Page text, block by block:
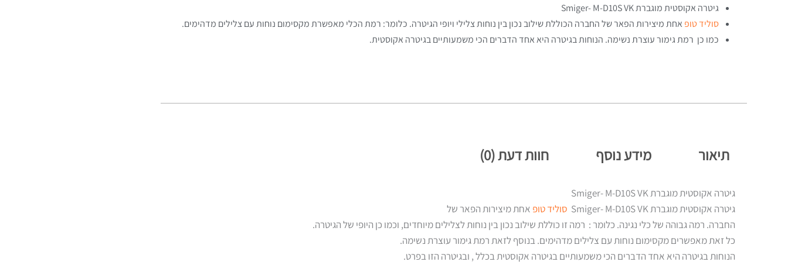
גיטרה אקוסטית מוגברת Smiger- M-D10S VK
סוליד טופ אחת מיצירות הפאר של החברה הכוללת שילוב נכון בין נוחות צלילי ויופי הגיטרה. כלומר: רמת הכלי מאפשרת מקסימום נוחות עם צלילים מדהימים.
כמו כן רמת גימור עוצרת נשימה. הנוחות בגיטרה היא אחד הדברים הכי משמעותיים בגיטרה אקוסטית.
תיאור מידע נוסף חוות דעת (0)
גיטרה אקוסטית מוגברת Smiger- M-D10S VK
גיטרה אקוסטית מוגברת Smiger- M-D10S VK
סוליד טופ אחת מיצירות הפאר של
החברה. רמה גבוהה של כלי נגינה. כלומר : רמה זו כוללת שילוב נכון בין נוחות לצלילים מיוחדים, וכמו כן היופי של הגיטרה.
כל זאת מאפשרים מקסימום נוחות עם צלילים מדהימים. בנוסף לזאת רמת גימור עוצרת נשימה.
הנוחות בגיטרה היא אחד הדברים הכי משמעותיים בגיטרה אקוסטית בכלל , ובגיטרה הזו בפרט.